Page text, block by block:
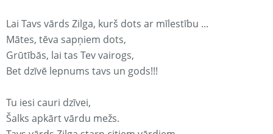
Lai Tavs vārds Zilga, kurš dots ar mīlestību ...
Mātes, tēva sapņiem dots,
Grūtībās, lai tas Tev vairogs,
Bet dzīvē lepnums tavs un gods!!!
Tu iesi cauri dzīvei,
Šalks apkārt vārdu mežs.